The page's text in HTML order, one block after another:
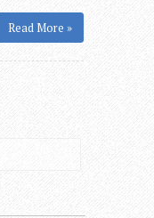
Read More »